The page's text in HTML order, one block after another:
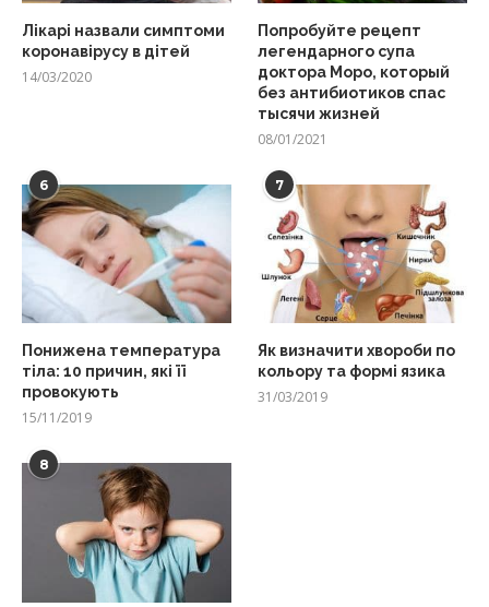
Лікарі назвали симптоми
коронавірусу в дітей
14/03/2020
Попробуйте рецепт
легендарного супа
доктора Моро, который
без антибиотиков спас
тысячи жизней
08/01/2021
6
Понижена температура
тіла: 10 причин, які її
провокують
15/11/2019
7
Як визначити хвороби по
кольору та формі язика
31/03/2019
8